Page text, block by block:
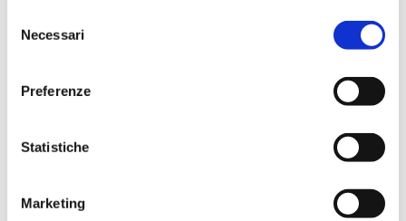
delNecessari
Preferenze
Statistiche
Marketing